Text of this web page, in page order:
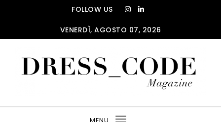
FOLLOW US
VENERDÌ, AGOSTO 07, 2026